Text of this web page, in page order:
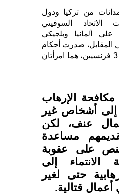
من تركيا ودول
الاتحاد السوفيتي
ألمانيا وبلجيكي
المقابل، صدرت أحكام
بالسجن المؤبد بحق 3 فرنسيين، هما امرأتان
الإرهاب
إلى أشخاص غير
عنف، لكن
مساعدة
على عقوبة
الانتماء إلى
حتى لغير
قتالية.